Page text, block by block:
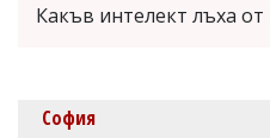
Какъв интелект лъха
София